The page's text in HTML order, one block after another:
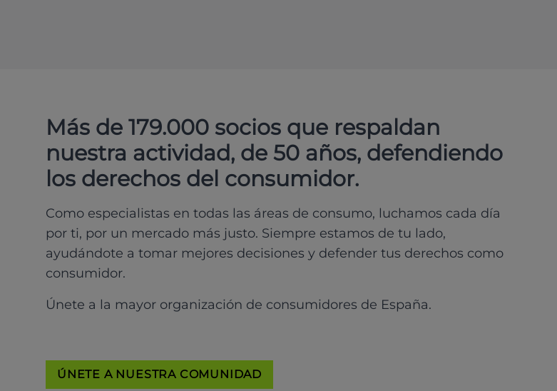
Más de 179.000 socios que respaldan
nuestra actividad, de 50 años, defendiendo
los derechos del consumidor.
Como especialistas en todas las áreas de consumo, luchamos cada día
por ti, por un mercado más justo. Siempre estamos de tu lado,
ayudándote a tomar mejores decisiones y defender tus derechos como
consumidor.
Únete a la mayor organización de consumidores de España.
ÚNETE A NUESTRA COMUNIDAD